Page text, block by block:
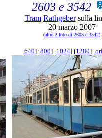
2603 e 3542
Tram Rathgebersulla
20 marzo 2007
(altre 2 foto di 2603 e 3542)
[640] [800] [1024] [1280] [